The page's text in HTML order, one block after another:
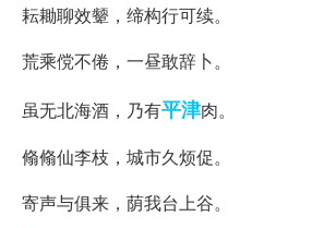
耘耡聊效颦，缔构行可续。
荒乘傥不倦，一昼敢辞卜。
虽无北海酒，乃有平津肉。
翛翛仙李枝，城市久烦促。
寄声与俱来，荫我台上谷。